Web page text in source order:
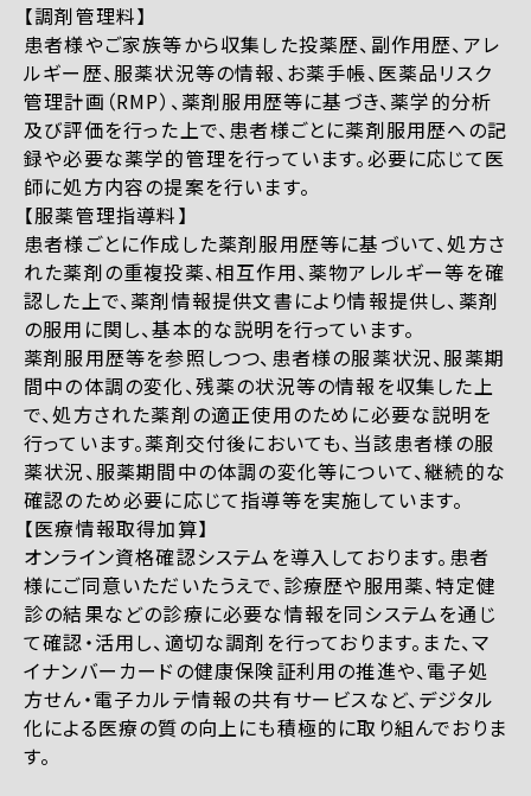
【調剤管理料】
患者様やご家族等から収集した投薬歴、副作用歴、アレ
ルギー歴、服薬状況等の情報、お薬手帳、医薬品リスク
管理計画（RMP）、薬剤服用歴等に基づき、薬学的分析
及び評価を行った上で、患者様ごとに薬剤服用歴への記
録や必要な薬学的管理を行っています。必要に応じて医
師に処方内容の提案を行います。
【服薬管理指導料】
患者様ごとに作成した薬剤服用歴等に基づいて、処方さ
れた薬剤の重複投薬、相互作用、薬物アレルギー等を確
認した上で、薬剤情報提供文書により情報提供し、薬剤
の服用に関し、基本的な説明を行っています。
薬剤服用歴等を参照しつつ、患者様の服薬状況、服薬期
間中の体調の変化、残薬の状況等の情報を収集した上
で、処方された薬剤の適正使用のために必要な説明を
行っています。薬剤交付後においても、当該患者様の服
薬状況、服薬期間中の体調の変化等について、継続的な
確認のため必要に応じて指導等を実施しています。
【医療情報取得加算】
オンライン資格確認システムを導入しております。患者
様にご同意いただいたうえで、診療歴や服用薬、特定健
診の結果などの診療に必要な情報を同システムを通じ
て確認・活用し、適切な調剤を行っております。また、マ
イナンバーカードの健康保険証利用の推進や、電子処
方せん・電子カルテ情報の共有サービスなど、デジタル
化による医療の質の向上にも積極的に取り組んでおりま
す。